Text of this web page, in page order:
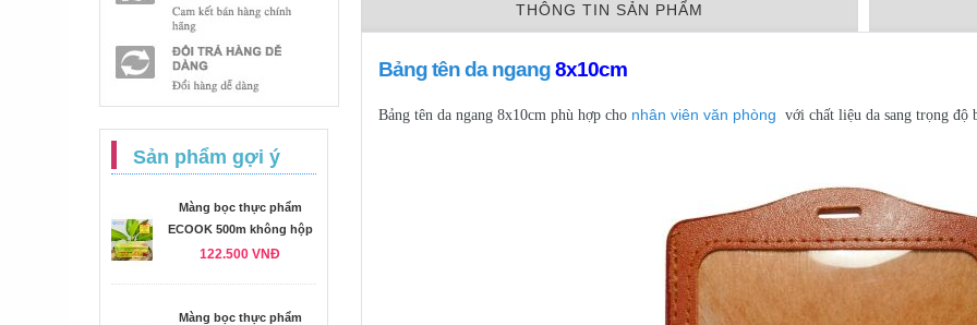
Sản phẩm gợi ý
Màng bọc thực phẩm
ECOOK 500m không hộp
122.500 VNĐ
Màng bọc thực phẩm
THÔNG TIN SẢN PHẨM
Bảng tên da ngang8x10cm
Bảng tên da ngang 8x10cm phù hợp cho nhân viên văn phòng với chất liệu da sang trọng độ